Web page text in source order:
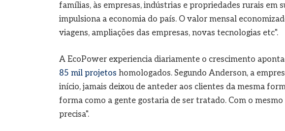
famílias, às empresas, indústrias e propriedades rurais em
impulsiona a economia do país. O valor mensal
viagens, ampliações das empresas, novas tecnologias etc".
A EcoPower experiencia diariamente o crescimento
85 mil projetos homologados. Segundo Anderson, a
início, jamais deixou de anteder aos clientes da mesma
forma como a gente gostaria de ser tratado. Com o
precisa".